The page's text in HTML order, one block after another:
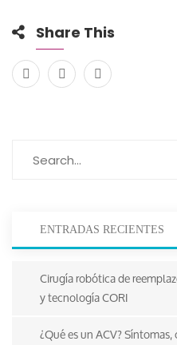
Share This
ENTRADAS RECIENTES
Cirugía robótica de
y tecnología CORI
¿Qué es un ACV?